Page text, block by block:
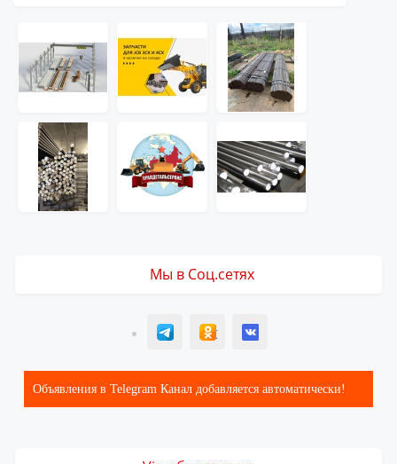
Мы в Соц.сетях
T ОК ВК
Объявления в Telegram Канал добавляется автоматически!